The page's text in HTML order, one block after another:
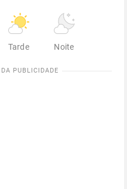
Tarde Noite